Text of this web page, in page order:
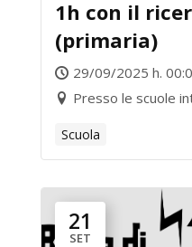
1h con il
(primaria)
29/09/2025 h.
Presso le scuole
Scuola
21
SET